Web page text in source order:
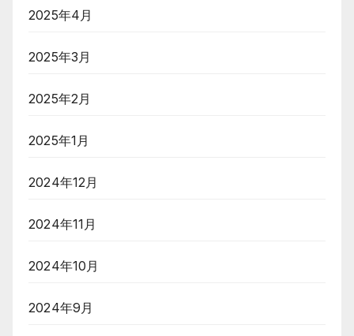
2025年4月
2025年3月
2025年2月
2025年1月
2024年12月
2024年11月
2024年10月
2024年9月